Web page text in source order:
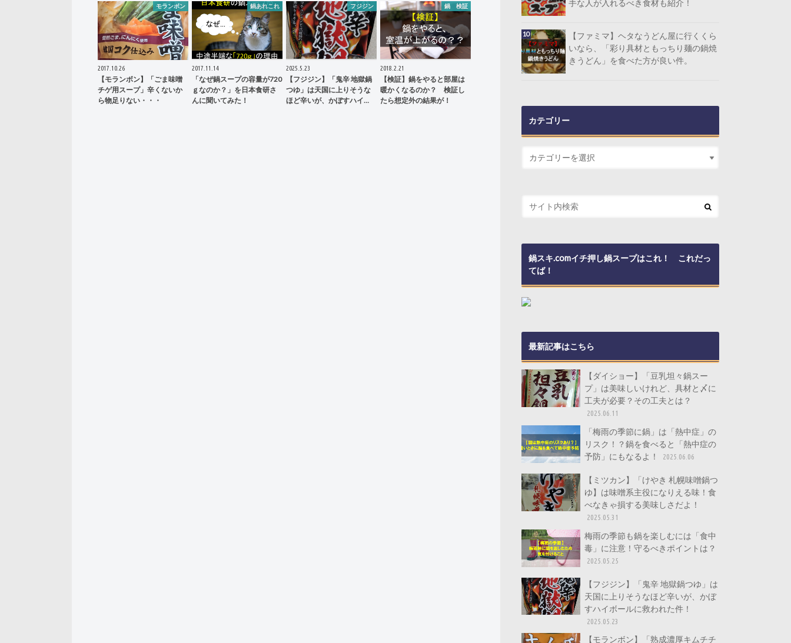
モランボン
2017.10.26
【モランボン】「ごま味噌
チゲ用スープ」辛くないか
ら物足りない・・・
鍋あれこれ
2017.11.14
「なぜ鍋スープの容量が720
ｇなのか？」を日本食研さ
んに聞いてみた！
フジジン
2025.5.23
【フジジン】「鬼辛 地獄鍋
つゆ」は天国に上りそうな
ほど辛いが、かぼすハイ…
鍋 検証
2018.2.21
【検証】鍋をやると部屋は
暖かくなるのか？ 検証し
たら想定外の結果が！
手な人が入れるべき食材も紹介！
【ファミマ】ヘタなうどん屋に行くくら
いなら、「彩り具材ともっちり麺の鍋焼
きうどん」を食べた方が良い件。
カテゴリー
鍋スキ.comイチ押し鍋スープはこれ！ これだっ
てば！
最新記事はこちら
【ダイショー】「豆乳坦々鍋スー
プ」は美味しいけれど、具材と〆に
工夫が必要？その工夫とは？
2025.06.11
「梅雨の季節に鍋」は「熱中症」の
リスク！？鍋を食べると「熱中症の
予防」にもなるよ！
2025.06.06
【ミツカン】「けやき 札幌味噌鍋つ
ゆ】は味噌系主役になりえる味！食
べなきゃ損する美味しさだよ！
2025.05.31
梅雨の季節も鍋を楽しむには「食中
毒」に注意！守るべきポイントは？
2025.05.25
【フジジン】「鬼辛 地獄鍋つゆ」は
天国に上りそうなほど辛いが、かぼ
すハイボールに救われた件！
2025.05.23
【モランボン】「熟成濃厚キムチチ